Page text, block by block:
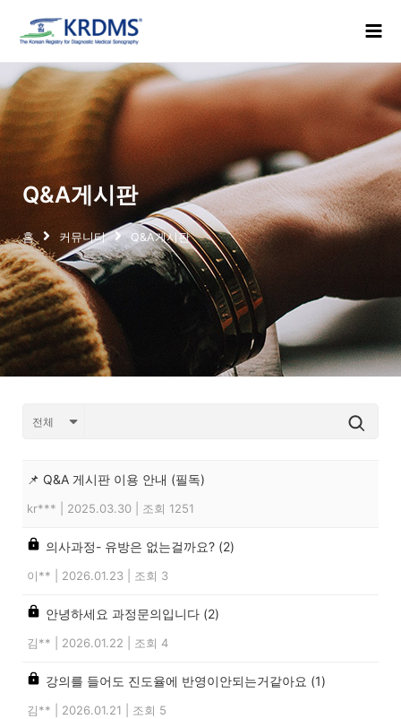
건
너
뛰
기
Q&A게시판
홈 커뮤니티 Q&A게시판
📌 Q&A 게시판 이용 안내 (필독)
kr*** 2025.03.30 조회 1251
의사과정- 유방은 없는걸까요? (2)
이** 2026.01.23 조회 3
안녕하세요 과정문의입니다 (2)
김** 2026.01.22 조회 4
강의를 들어도 진도율에 반영이안되는거같아요 (1)
김** 2026.01.21 조회 5